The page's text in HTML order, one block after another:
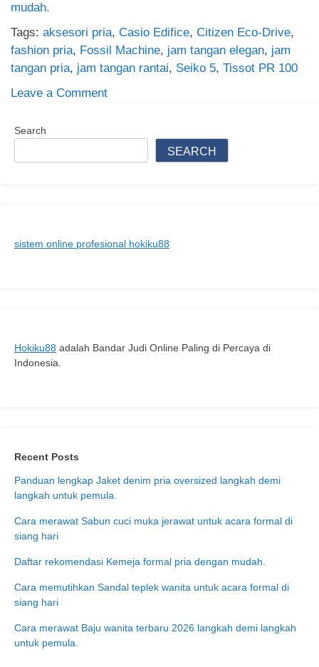
mudah.
Tags: aksesori pria, Casio Edifice, Citizen Eco-Drive,
fashion pria, Fossil Machine, jam tangan elegan, jam
tangan pria, jam tangan rantai, Seiko 5, Tissot PR 100
Leave a Commenton
Tangan
Stylish
Search
SEARCH
sistem online profesional hokiku88
Hokiku88 adalah Bandar Judi Online Paling di Percaya di
Indonesia.
Recent Posts
Panduan lengkap Jaket denim pria oversized langkah demi
langkah untuk pemula.
Cara merawat Sabun cuci muka jerawat untuk acara formal di
siang hari
Daftar rekomendasi Kemeja formal pria dengan mudah.
Cara memutihkan Sandal teplek wanita untuk acara formal di
siang hari
Cara merawat Baju wanita terbaru 2026 langkah demi langkah
untuk pemula.